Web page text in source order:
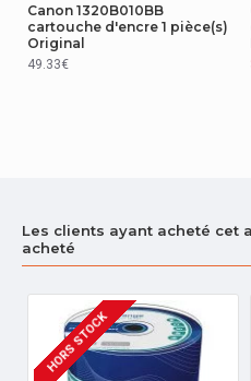
Canon 1320B010BB
cartouche d'encre 1 pièce(s)
Original
49.33€
Les clients ayant acheté cet
acheté
HORS STOCK